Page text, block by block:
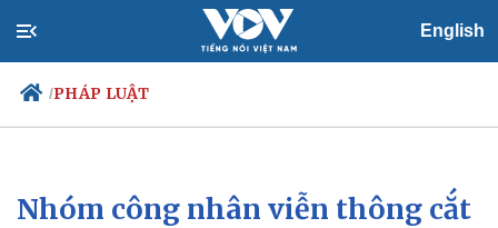
English
/PHÁP LUẬT
Chính trị
Xã hội
Nhóm công nhân viễn thông cắt